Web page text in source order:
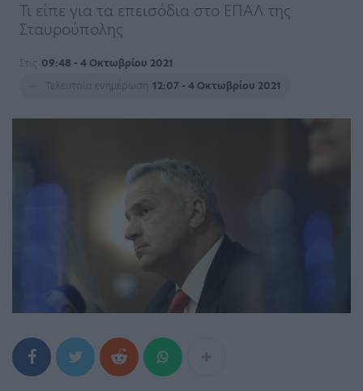
Τι είπε για τα επεισόδια στο ΕΠΑΛ της
Σταυρούπολης
Στις 09:48 - 4 Οκτωβρίου 2021
Τελευταία ενημέρωση
12:07 - 4 Οκτωβρίου 2021